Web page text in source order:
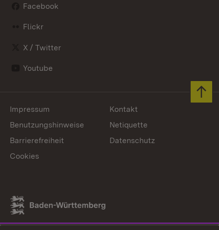
Facebook
Flickr
X / Twitter
Youtube
Link zum Landesportal
Impressum
Kontakt
Benutzungshinweise
Netiquette
Barrierefreiheit
Datenschutz
Cookies